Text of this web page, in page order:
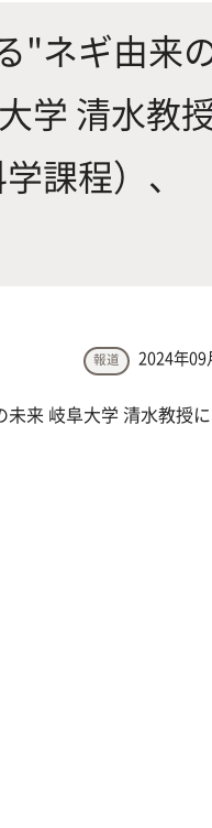
"ネギ由来
学 清水教
課程）、
報道 2024年09
来 岐阜大学 清水教授